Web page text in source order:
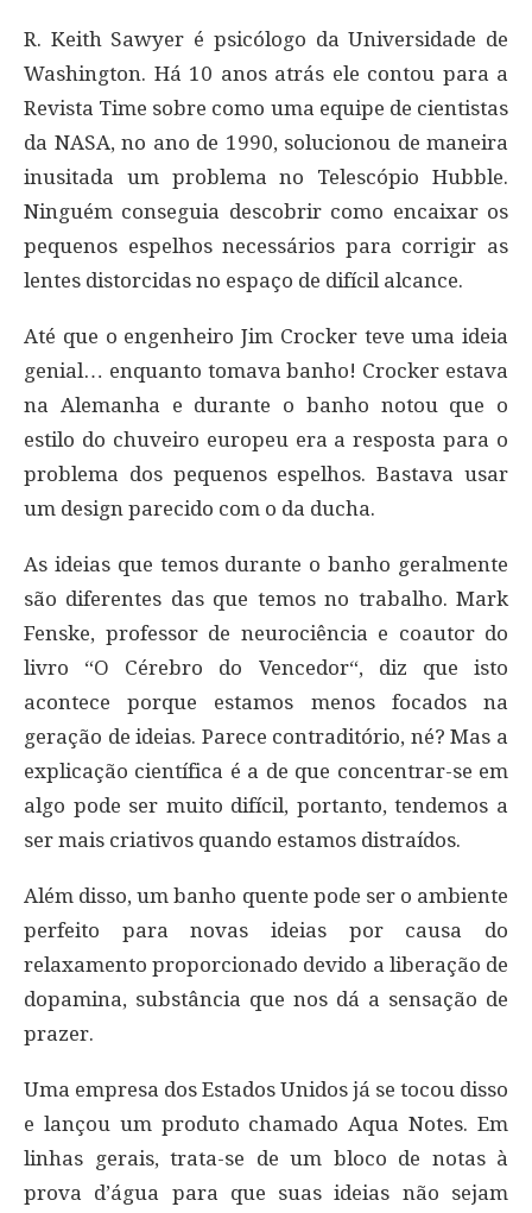
R. Keith Sawyer é psicólogo da Universidade de
Washington. Há 10 anos atrás ele contou para a
Revista Time sobre como uma equipe de cientistas
da NASA, no ano de 1990, solucionou de maneira
inusitada um problema no Telescópio Hubble.
Ninguém conseguia descobrir como encaixar os
pequenos espelhos necessários para corrigir as
lentes distorcidas no espaço de difícil alcance.
Até que o engenheiro Jim Crocker teve uma ideia
genial… enquanto tomava banho! Crocker estava
na Alemanha e durante o banho notou que o
estilo do chuveiro europeu era a resposta para o
problema dos pequenos espelhos. Bastava usar
um design parecido com o da ducha.
As ideias que temos durante o banho geralmente
são diferentes das que temos no trabalho. Mark
Fenske, professor de neurociência e coautor do
livro “O Cérebro do Vencedor“, diz que isto
acontece porque estamos menos focados na
geração de ideias. Parece contraditório, né? Mas a
explicação científica é a de que concentrar-se em
algo pode ser muito difícil, portanto, tendemos a
ser mais criativos quando estamos distraídos.
Além disso, um banho quente pode ser o ambiente
perfeito para novas ideias por causa do
relaxamento proporcionado devido a liberação de
dopamina, substância que nos dá a sensação de
prazer.
Uma empresa dos Estados Unidos já se tocou disso
e lançou um produto chamado Aqua Notes. Em
linhas gerais, trata-se de um bloco de notas à
prova d’água para que suas ideias não sejam